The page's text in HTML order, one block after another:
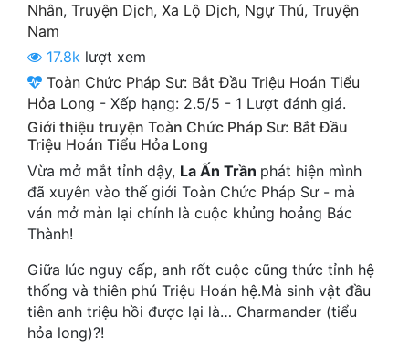
Dã Sử
Dị Năng
Gia Đấu
Góc Nhìn Nam
Góc Nhìn Nữ
Huyền Huyễn
Huyền Nghi
Huyền Ảo
Hài Hước
Nhân, Truyện Dịch, Xa Lộ Dịch, Ngự Thú, Truyện
Nam
17.8k lượt xem
Toàn Chức Pháp Sư: Bắt Đầu Triệu Hoán Tiểu
Hỏa Long - Xếp hạng: 2.5/5 - 1 Lượt đánh giá.
Giới thiệu truyện Toàn Chức Pháp Sư: Bắt Đầu
Triệu Hoán Tiểu Hỏa Long
Vừa mở mắt tỉnh dậy, La Ấn Trần phát hiện mình
đã xuyên vào thế giới Toàn Chức Pháp Sư - mà
ván mở màn lại chính là cuộc khủng hoảng Bác
Thành!
Giữa lúc nguy cấp, anh rốt cuộc cũng thức tỉnh hệ
thống và thiên phú Triệu Hoán hệ.Mà sinh vật đầu
tiên anh triệu hồi được lại là… Charmander (tiểu
hỏa long)?!